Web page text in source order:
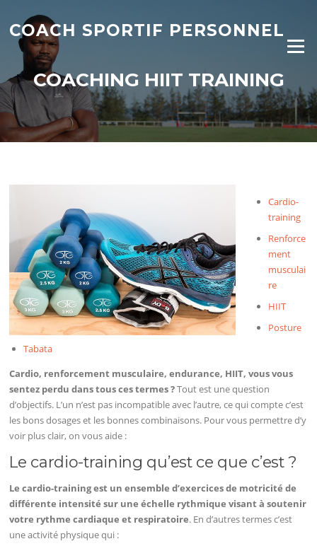
contenu
COACH SPORTIF PERSONNEL
Menu
COACHING HIIT TRAINING
Cardio-
training
Renforce
ment
musculai
re
HIIT
Posture
Tabata
Cardio, renforcement musculaire, endurance, HIIT, vous vous
sentez perdu dans tous ces termes ?Tout est une question
d’objectifs. L’un n’est pas incompatible avec l’autre, ce qui compte c’est
les bons dosages et les bonnes combinaisons. Pour vous permettre d’y
voir plus clair, on vous aide :
Le cardio-training qu’est ce que c’est ?
Le cardio-training est un ensemble d’exercices de motricité de
différente intensité sur une échelle rythmique visant à soutenir
votre rythme cardiaque et respiratoire. En d’autres termes c’est
une activité physique qui :